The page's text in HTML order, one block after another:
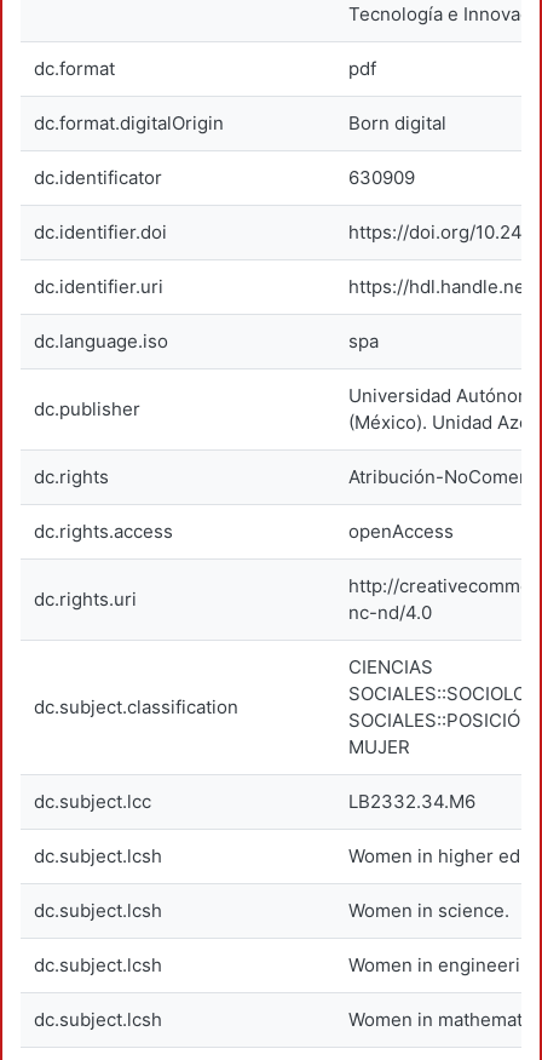
Tecnología e
dc.format pdf
dc.format.digitalOrigin Born digital
dc.identificator 630909
dc.identifier.doi https://doi.org/
dc.identifier.uri https://hdl.handle.net/
dc.language.iso spa
dc.publisher
Universidad
(México). Unidad
dc.rights Atribución-
dc.rights.access openAccess
dc.rights.uri
http://
nc-nd/4.0
dc.subject.classification
CIENCIAS
SOCIALES::POSICIÓN
MUJER
dc.subject.lcc LB2332.34.M6
dc.subject.lcsh Women in higher
dc.subject.lcsh Women in science.
dc.subject.lcsh Women in
dc.subject.lcsh Women in